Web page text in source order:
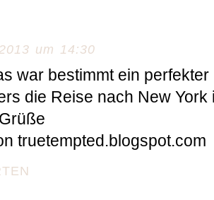
um 14:30
war bestimmt ein
die Reise nach New York
truetempted.blogspot.com